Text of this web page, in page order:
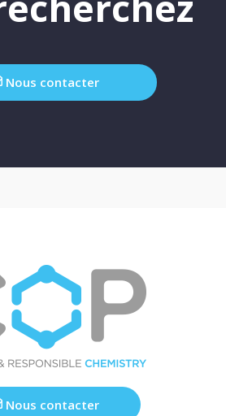
Nous contacter
Nous contacter